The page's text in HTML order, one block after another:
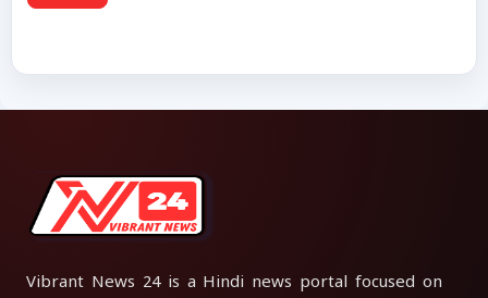
Vibrant News 24 is a Hindi news portal focused on